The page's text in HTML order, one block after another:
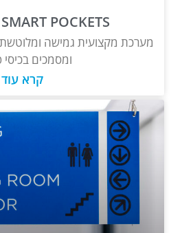
POCKETS
מערכת מקצועית גמישה
ומסמכים
קרא